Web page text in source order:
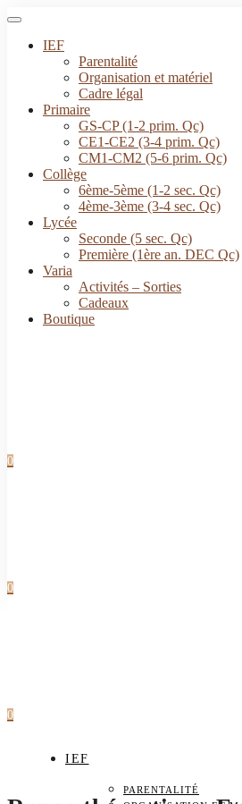
IEF
Parentalité
Organisation et matériel
Cadre légal
Primaire
GS-CP (1-2 prim. Qc)
CE1-CE2 (3-4 prim. Qc)
CM1-CM2 (5-6 prim. Qc)
Collège
6ème-5ème (1-2 sec. Qc)
4ème-3ème (3-4 sec. Qc)
Lycée
Seconde (5 sec. Qc)
Première (1ère an. DEC Qc)
Varia
Activités – Sorties
Cadeaux
Boutique
0
0
0
IEF
PARENTALITÉ